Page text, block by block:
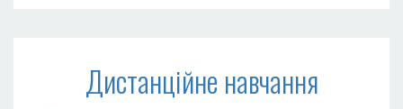
Дистанційне навчання